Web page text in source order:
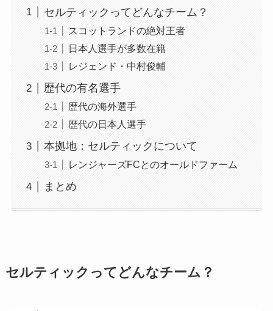
セルティックってどんなチーム？
スコットランドの絶対王者
日本人選手が多数在籍
レジェンド・中村俊輔
歴代の有名選手
歴代の海外選手
歴代の日本人選手
本拠地：セルティックについて
レンジャーズFCとのオールドファーム
まとめ
セルティックってどんなチーム？